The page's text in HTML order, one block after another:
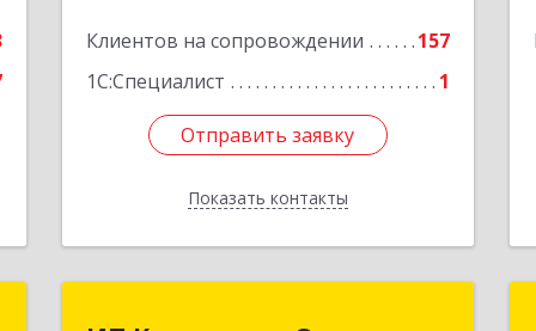
Клиентов на сопровождении
157
1С:Специалист
1
Отправить заявку
Показать контакты
Отправить заявку
Назад